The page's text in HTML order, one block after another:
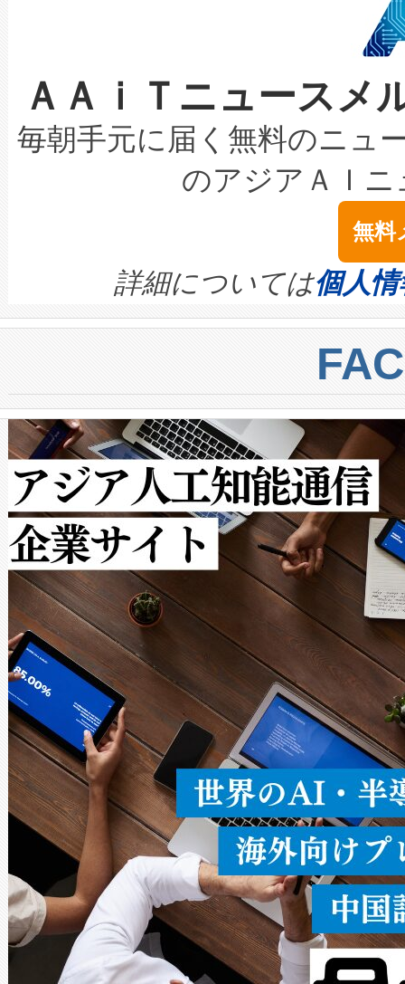
選定された製品について、自
取得できる可能性もあります
設には、3億～4億ドルかか
最高経営責任者（CEO）であ
す。「当社のfully-connected
ームを利用すれば、6,000万
きます。この効率性は、フェ
系統連系を迅速にし、ピーク
限を超えて利用可能な電力容
持できるよう貢献します。こ
ービスレベル契約（SLA）違
テリー性能の劣化によるダウ
念は、現在データセンターが
ます。 Voltaiq provides a
quality and reliability for AI
BESS stack to ensure battery
centers. Voltaiqは、ai&のAI
からシステム統合、試運転、
クルの各段階のデータを監視
[…]
ケーブル、枝などの細かな対
なレーザースポットにより、
な環境下でも豊かなディテー
キロメートル範囲を検出
LiDAR for Inspections,
は1535 nmレーザーを搭載。
イズの小径化を実現すること
す。ノーマルモードでは、
ートル先まで検出でき、これ
トに対して約600メートルに
では、反射率10％のターゲッ
で向上し、最大検知距離は
ットだけで最大1キロメート
ルの変電所周囲を監視でき、
作業と点群処理を簡素化でき
Avia 2は、2種類のFOVオプシ
× 80°のノーマルモード、長
ードを切り替えて使用するこ
ることなく、単一のデバイス
うにします。遠距離まで届く
密度なスキャ […]
ＡＡｉＴニュース
毎朝手元に届く無料のニュ
のアジアＡＩ
無料
詳細については個人